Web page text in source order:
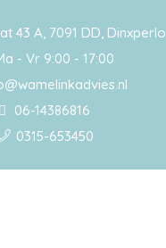
43 A, 7091 DD, Dinxperlo
- Vr 9:00 - 17:00
06-14386816
0315-653450